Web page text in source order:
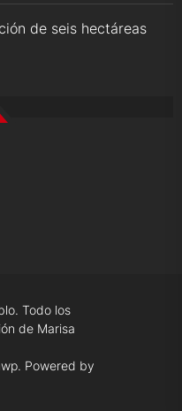
de seis hectáreas
Todo los
de Marisa
Powered by